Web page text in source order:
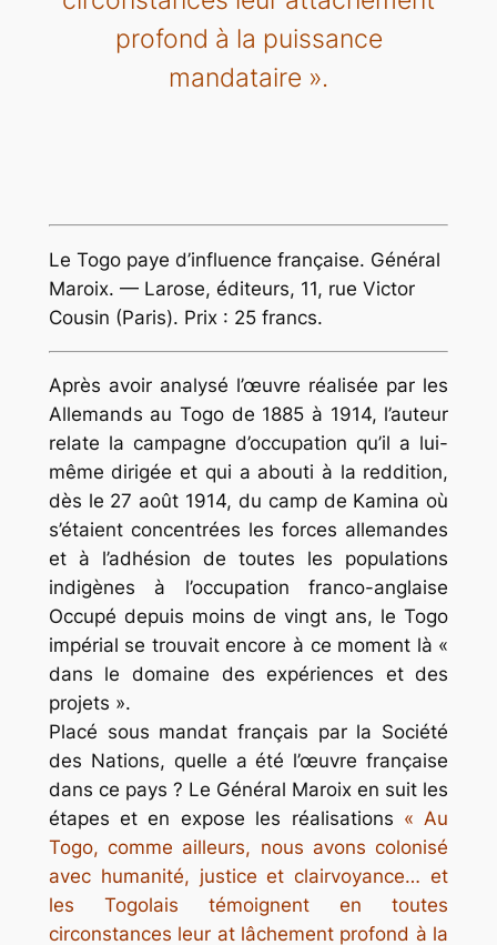
profond à la puissance
mandataire ».
Le Togo paye d’influence française. Général
Maroix. — Larose, éditeurs, 11, rue Victor
Cousin (Paris). Prix : 25 francs.
Après avoir analysé l’œuvre réalisée par les
Allemands au Togo de 1885 à 1914, l’auteur
relate la campagne d’occupation qu’il a lui-
même dirigée et qui a abouti à la reddition,
dès le 27 août 1914, du camp de Kamina où
s’étaient concentrées les forces allemandes
et à l’adhésion de toutes les populations
indigènes à l’occupation franco-anglaise
Occupé depuis moins de vingt ans, le Togo
impérial se trouvait encore à ce moment là «
dans le domaine des expériences et des
projets ».
Placé sous mandat français par la Société
des Nations, quelle a été l’œuvre française
dans ce pays ? Le Général Maroix en suit les
étapes et en expose les réalisations « Au
Togo, comme ailleurs, nous avons colonisé
avec humanité, justice et clairvoyance… et
les Togolais témoignent en toutes
circonstances leur at lâchement profond à la